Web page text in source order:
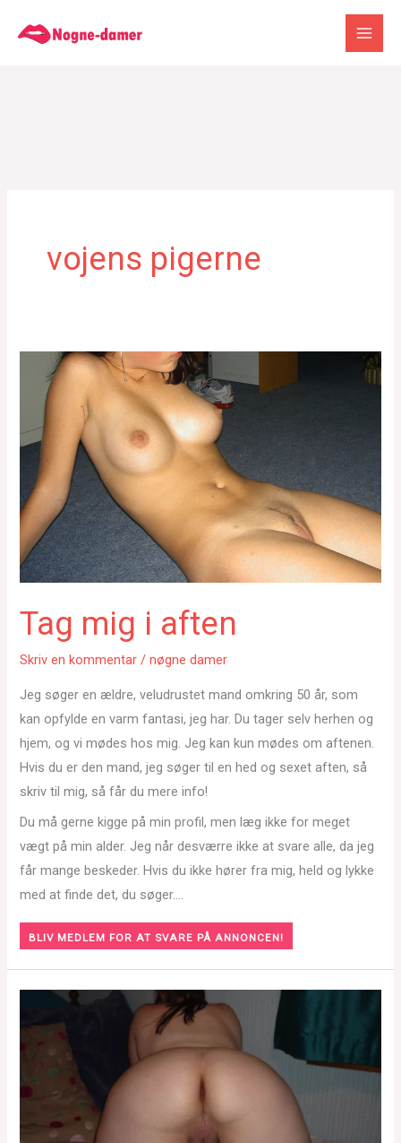
vojens pigerne
Tag mig i aften
Skriv en kommentar /nøgne damer
Jeg søger en ældre, veludrustet mand omkring 50 år, som
kan opfylde en varm fantasi, jeg har. Du tager selv herhen og
hjem, og vi mødes hos mig. Jeg kan kun mødes om aftenen.
Hvis du er den mand, jeg søger til en hed og sexet aften, så
skriv til mig, så får du mere info!
Du må gerne kigge på min profil, men læg ikke for meget
vægt på min alder. Jeg når desværre ikke at svare alle, da jeg
får mange beskeder. Hvis du ikke hører fra mig, held og lykke
med at finde det, du søger….
BLIV MEDLEM FOR AT SVARE PÅ ANNONCEN!